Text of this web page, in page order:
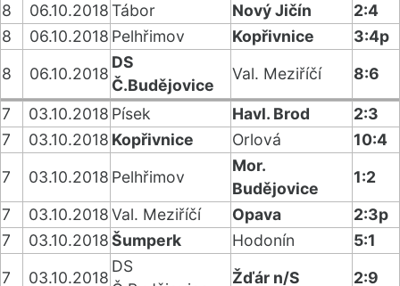
8
06.10.2018Tábor Nový Jičín
2:4
8
06.10.2018 Pelhřimov Kopřivnice
3:4p
8
06.10.2018
DS
Č.Budějovice
Val. Meziříčí 8:6
7 03.10.2018 Písek Havl. Brod
2:3
7
03.10.2018 Kopřivnice Orlová
10:4
7
03.10.2018 Pelhřimov
Mor.
Budějovice
1:2
7
03.10.2018Val. Meziříčí Opava
2:3p
7
03.10.2018Šumperk Hodonín
5:1
7
03.10.2018
DS
Žďár n/S 2:9